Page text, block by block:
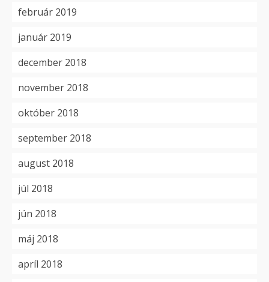
február 2019
január 2019
december 2018
november 2018
október 2018
september 2018
august 2018
júl 2018
jún 2018
máj 2018
apríl 2018